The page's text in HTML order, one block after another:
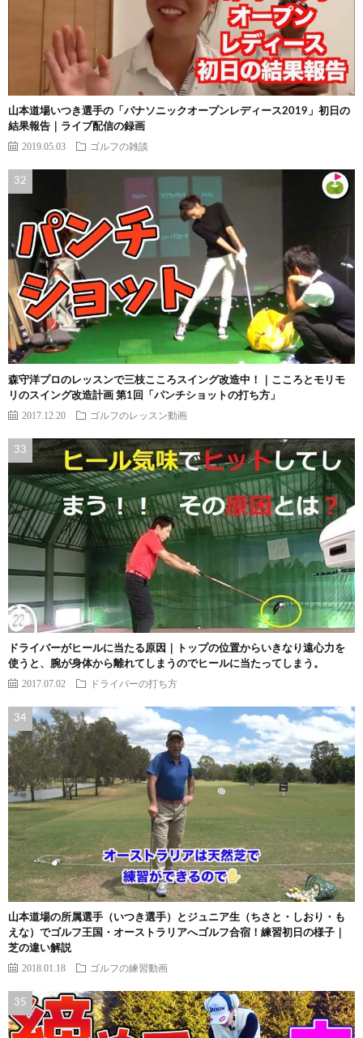
山本道場いつき選手の「パナソニックオープンレディース2019」初日の
結果報告｜ライブ配信の録画
2019.05.03 ゴルフの雑談
森守洋プロのレッスンで三枝こころスイング改造中！｜こころとモリモ
リのスイング改造計画 第1回「パンチショットの打ち方」
2017.12.20 ゴルフのレッスン動画
ドライバーがヒールに当たる原因｜トップの位置からいきなり遠心力を
使うと、腕が身体から離れてしまうのでヒールに当たってしまう。
2017.07.02 ドライバーの打ち方
山本道場の所属選手（いつき選手）とジュニア生（ちさと・しおり・も
えな）でゴルフ王国・オーストラリアへゴルフ合宿！練習初日の様子｜
芝の違い解説
2018.01.18 ゴルフの練習動画